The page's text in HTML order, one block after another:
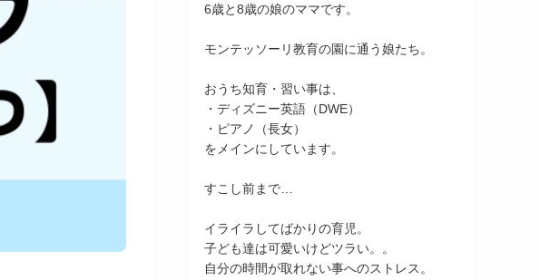
6歳と8歳の娘のママです。
モンテッソーリ教育の園に通う娘たち。
おうち知育・習い事は、
・ディズニー英語（DWE）
・ピアノ（長女）
をメインにしています。
すこし前まで…
イライラしてばかりの育児。
子ども達は可愛いけどツラい。。
自分の時間が取れない事へのストレス。